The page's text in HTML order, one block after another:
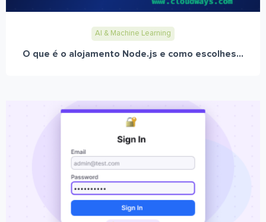
AI & Machine Learning
O que é o alojamento Node.js e como escolhes...